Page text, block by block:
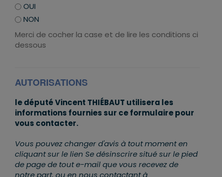
OUI
NON
Merci de cocher la case et de lire les conditions ci
dessous
AUTORISATIONS
le député Vincent THIÉBAUT utilisera les
informations fournies sur ce formulaire pour
vous contacter.
Vous pouvez changer d'avis à tout moment en
cliquant sur le lien Se désinscrire situé sur le pied
de page de tout e-mail que vous recevez de
notre part, ou en nous contactant à